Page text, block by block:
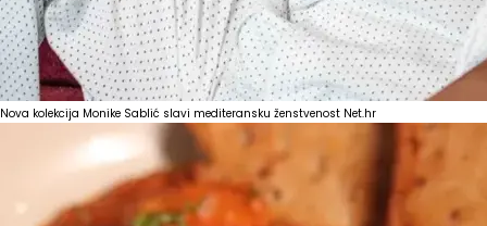
Nova kolekcija Monike Sablić slavi mediteransku ženstvenost Net.hr